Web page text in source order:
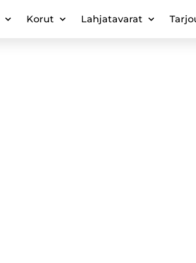
Korut Lahjatavarat